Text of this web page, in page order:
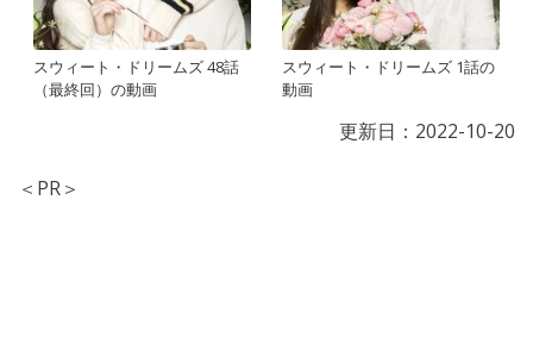
スウィート・ドリームズ 48話
（最終回）の動画
スウィート・ドリームズ 1話の
動画
更新日： 2022-10-20
＜PR＞